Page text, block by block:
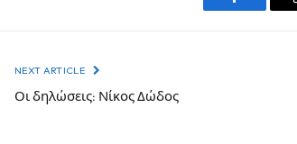
Facebook
NEXT ARTICLE
Οι δηλώσεις: Νίκος Δώδος